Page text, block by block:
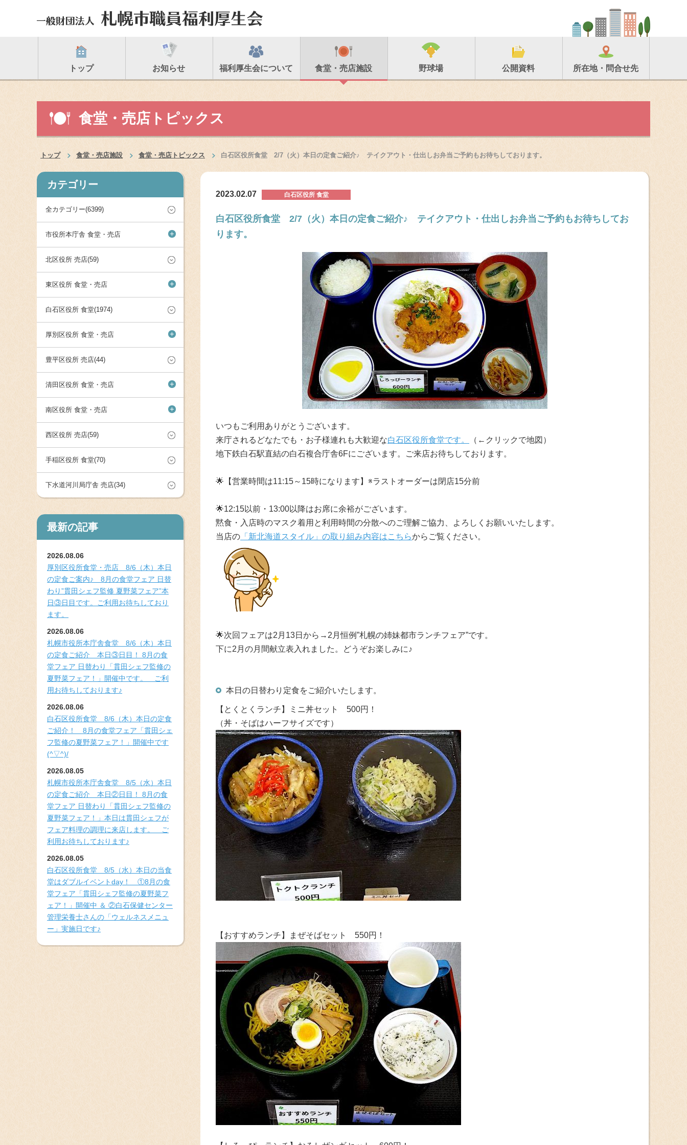
トップ お知らせ 福利厚生会について 食堂・売店施設 野球場 公開資料 所在地・問合せ先
食堂・売店トピックス
トップ 食堂・売店施設 食堂・売店トピックス 白石区役所食堂 2/7（火）本日の定食ご紹介♪ テイクアウト・仕出しお弁当ご予約もお待ちしております。
カテゴリー
全カテゴリー(6399)
市役所本庁舎 食堂・売店 +
北区役所 売店(59)
東区役所 食堂・売店 +
白石区役所 食堂(1974)
厚別区役所 食堂・売店 +
豊平区役所 売店(44)
清田区役所 食堂・売店 +
南区役所 食堂・売店 +
西区役所 売店(59)
手稲区役所 食堂(70)
下水道河川局庁舎 売店(34)
最新の記事
2026.08.06
厚別区役所食堂・売店 8/6（木）本日
の定食ご案内♪ 8月の食堂フェア 日替
わり”貫田シェフ監修 夏野菜フェア”本
日③日目です。ご利用お待ちしており
ます。
2026.08.06
札幌市役所本庁舎食堂 8/6（木）本日
の定食ご紹介 本日③日目！ 8月の食
堂フェア 日替わり「貫田シェフ監修の
夏野菜フェア！」開催中です。 ご利
用お待ちしております♪
2026.08.06
白石区役所食堂 8/6（木）本日の定食
ご紹介！ 8月の食堂フェア「貫田シェ
フ監修の夏野菜フェア！」開催中です
(^▽^)/
2026.08.05
札幌市役所本庁舎食堂 8/5（水）本日
の定食ご紹介 本日②日目！ 8月の食
堂フェア 日替わり「貫田シェフ監修の
夏野菜フェア！」本日は貫田シェフが
フェア料理の調理に来店します。 ご
利用お待ちしております♪
2026.08.05
白石区役所食堂 8/5（水）本日の当食
堂はダブルイベントday！ ①8月の食
堂フェア「貫田シェフ監修の夏野菜フ
ェア！」開催中 ＆ ②白石保健センター
管理栄養士さんの「ウェルネスメニュ
ー」実施日です♪
2023.02.07 白石区役所 食堂
白石区役所食堂 2/7（火）本日の定食ご紹介♪ テイクアウト・仕出しお弁当ご予約もお待ちしてお
ります。
いつもご利用ありがとうございます。
来庁されるどなたでも・お子様連れも大歓迎な白石区役所食堂です。
（←クリックで地図）
地下鉄白石駅直結の白石複合庁舎6Fにございます。ご来店お待ちしております。
🌟 【営業時間は11:15～15時になります】※ラストオーダーは閉店15分前
🌟12:15以前・13:00以降はお席に余裕がございます。
黙食・入店時のマスク着用と利用時間の分散へのご理解ご協力、よろしくお願いいたします。
当店の 「新北海道スタイル」の取り組み内容はこちらからご覧ください。
🌟次回フェアは2月13日から→2月恒例”札幌の姉妹都市ランチフェア”です。
下に2月の月間献立表入れました。どうぞお楽しみに♪
本日の日替わり定食をご紹介いたします。
【とくとくランチ】ミニ丼セット 500円！
（丼・そばはハーフサイズです）
【おすすめランチ】まぜそばセット 550円！